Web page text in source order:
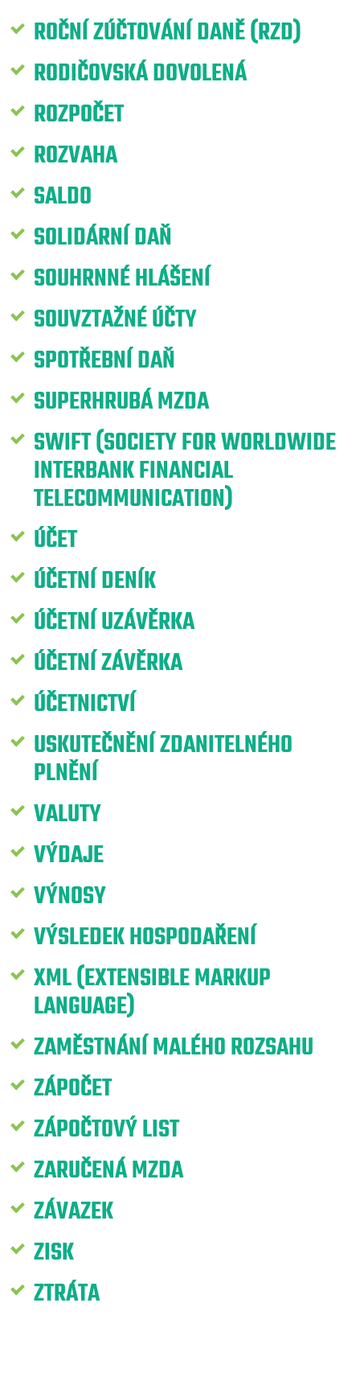
ROČNÍ ZÚČTOVÁNÍ DANĚ (RZD)
RODIČOVSKÁ DOVOLENÁ
ROZPOČET
ROZVAHA
SALDO
SOLIDÁRNÍ DAŇ
SOUHRNNÉ HLÁŠENÍ
SOUVZTAŽNÉ ÚČTY
SPOTŘEBNÍ DAŇ
SUPERHRUBÁ MZDA
SWIFT (SOCIETY FOR WORLDWIDE
INTERBANK FINANCIAL
TELECOMMUNICATION)
ÚČET
ÚČETNÍ DENÍK
ÚČETNÍ UZÁVĚRKA
ÚČETNÍ ZÁVĚRKA
ÚČETNICTVÍ
USKUTEČNĚNÍ ZDANITELNÉHO
PLNĚNÍ
VALUTY
VÝDAJE
VÝNOSY
VÝSLEDEK HOSPODAŘENÍ
XML (EXTENSIBLE MARKUP
LANGUAGE)
ZAMĚSTNÁNÍ MALÉHO ROZSAHU
ZÁPOČET
ZÁPOČTOVÝ LIST
ZARUČENÁ MZDA
ZÁVAZEK
ZISK
ZTRÁTA